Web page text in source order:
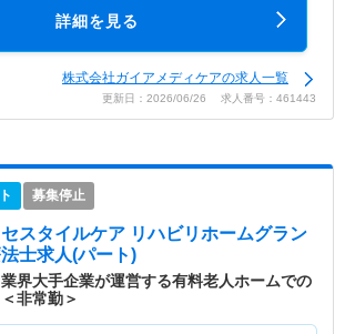
詳細を見る
株式会社ガイアメディケアの求人一覧
更新日：2026/06/26 求人番号：461443
募集停止
スタイルケア リハビリホームグラン
士求人(パート)
業界大手企業が運営する有料老人ホームでの
非常勤＞